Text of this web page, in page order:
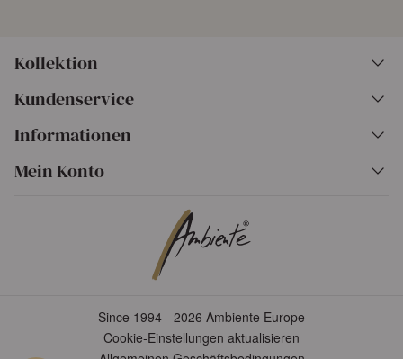
Kollektion
Kundenservice
Informationen
Mein Konto
Since 1994 - 2026 Ambiente Europe
Cookie-Einstellungen aktualisieren